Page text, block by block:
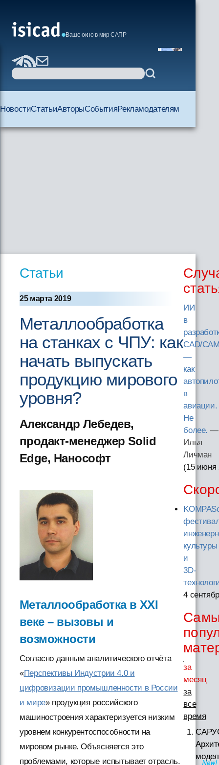
Ваше окно в мир САПР
НовостиСтатьиАвторыСобытияРекламодателям
Статьи
25 марта 2019
Металлообработка
на станках с ЧПУ: как
начать выпускать
продукцию мирового
уровня?
Александр Лебедев,
продакт-менеджер Solid
Edge, Нанософт
Металлообработка в XXI
веке – вызовы и
возможности
Согласно данным аналитического отчёта
«Перспективы Индустрии 4.0 и
цифровизации промышленности в России
и мире» продукция российского
машиностроения характеризуется низким
уровнем конкурентоспособности на
мировом рынке. Объясняется это
проблемами, которые испытывает отрасль.
ИИ
в
CAD/
—
как
в
авиации.
Не
более. —
Илья
Личман
(15 июня
культуры
и
3D-
4
за
месяц
за
все
время